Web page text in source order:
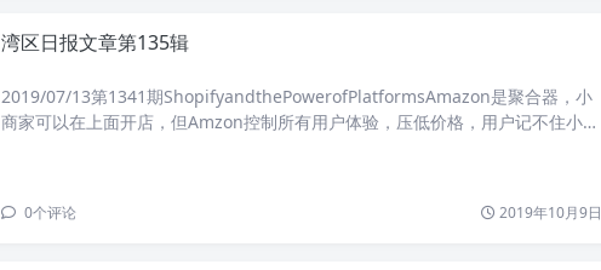
湾区日报文章第135辑
2019/07/13第1341期ShopifyandthePowerofPlatformsAmazon是聚合器，小
商家可以在上面开店，但Amzon控制所有用户体验，压低价格，用户记不住小商
0个评论 2019年10月9日